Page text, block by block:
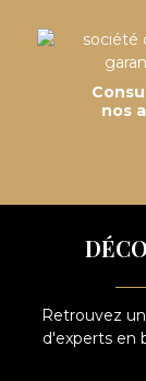
nos
Retrouvez
d'experts en